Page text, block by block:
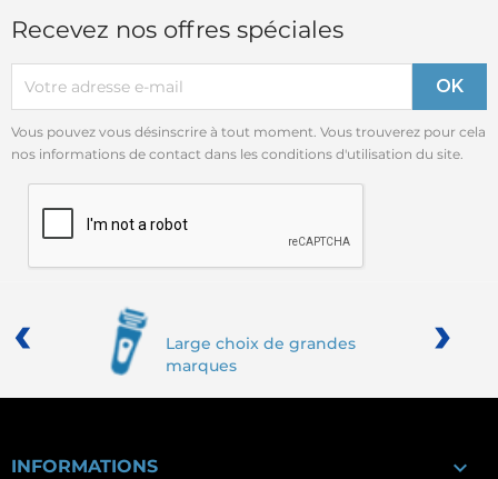
Recevez nos offres spéciales
Vous pouvez vous désinscrire à tout moment. Vous trouverez pour cela
nos informations de contact dans les conditions d'utilisation du site.
Large choix de grandes
marques
‹ ›
INFORMATIONS 